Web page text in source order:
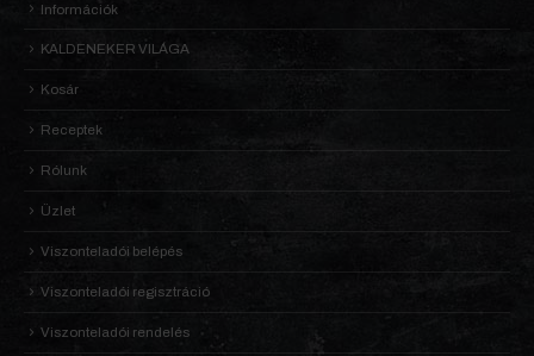
Információk
KALDENEKER VILÁGA
Kosár
Receptek
Rólunk
Üzlet
Viszonteladói belépés
Viszonteladói regisztráció
Viszonteladói rendelés